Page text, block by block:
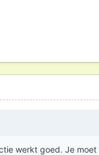
werkt goed. Je